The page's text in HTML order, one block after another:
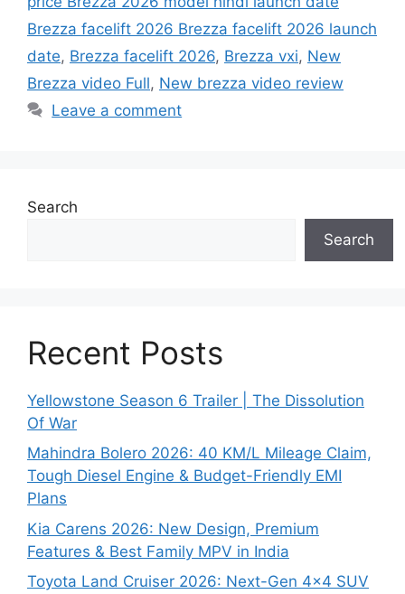
Brezza facelift 2026 Brezza facelift 2026 launch
date, Brezza facelift 2026, Brezza vxi, New
Brezza video Full, New brezza video review
Leave a comment
Search
Search
Recent Posts
Yellowstone Season 6 Trailer | The Dissolution
Of War
Mahindra Bolero 2026: 40 KM/L Mileage Claim,
Tough Diesel Engine & Budget-Friendly EMI
Plans
Kia Carens 2026: New Design, Premium
Features & Best Family MPV in India
Toyota Land Cruiser 2026: Next-Gen 4×4 SUV